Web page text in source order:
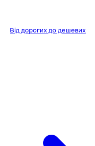
Від дорогих до дешевих